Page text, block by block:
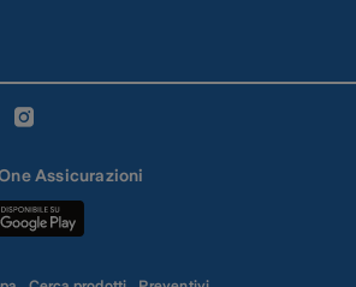
Assicurazioni